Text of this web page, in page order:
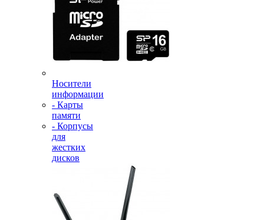
Носители
информации
- Карты
памяти
- Корпусы
для
жестких
дисков